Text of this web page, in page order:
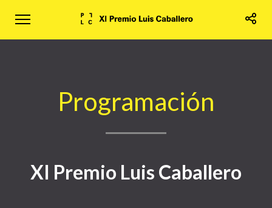
Programación
XI Premio Luis Caballero